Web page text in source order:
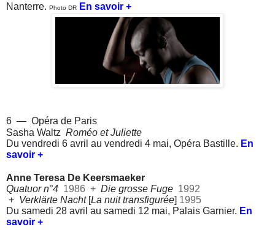
Nanterre. Photo DR En savoir +
6 — Opéra de Paris
Sasha Waltz Roméo et Juliette
Du vendredi 6 avril au vendredi 4 mai, Opéra Bastille. En
savoir +
Anne Teresa De Keersmaeker
Quatuor n°4 1986 + Die grosse Fuge 1992
+ Verklärte Nacht [La nuit transfigurée] 1995
Du samedi 28 avril au samedi 12 mai, Palais Garnier. En
savoir +